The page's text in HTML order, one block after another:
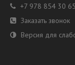
+7 978 854 30 65
Заказать звонок
Версия для